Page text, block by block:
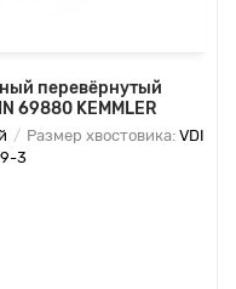
перевёрнутый
69880 KEMMLER
Размер хвостовика: VDI
3